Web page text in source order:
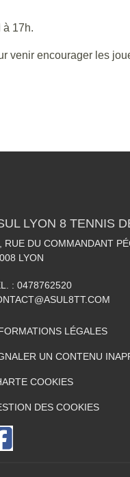
à 17h.
venir encourager les
LYON 8 TENNIS
RUE DU COMMANDANT
LYON
: 0478762520
LÉGALES
UN CONTENU
COOKIES
DES COOKIES